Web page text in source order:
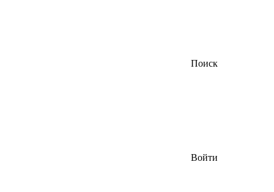
Поиск
Войти